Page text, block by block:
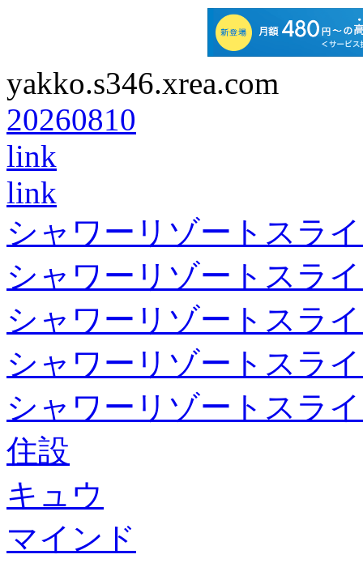
yakko.s346.xrea.com
20260810
link
link
シャワーリゾートスラ
シャワーリゾートスラ
シャワーリゾートスラ
シャワーリゾートスラ
シャワーリゾートスラ
住設
キュウ
マインド